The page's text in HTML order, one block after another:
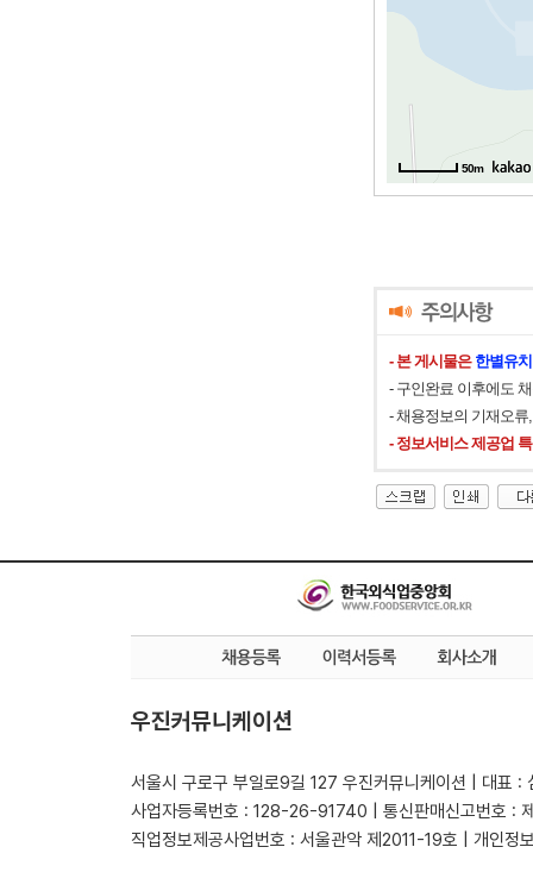
50m
50m
- 본 게시물은 한별유
- 구인완료 이후에도
- 채용정보의 기재오
- 정보서비스 제공업
우진커뮤니케이션
서울시 구로구 부일로9길 127 우진커뮤니케이션 | 대표 :
사업자등록번호 : 128-26-91740 | 통신판매신고번호 :
직업정보제공사업번호 : 서울관악 제2011-19호 | 개인정